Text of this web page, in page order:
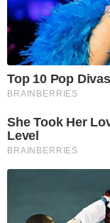
Top 10 Pop
BRAINBERRIES
She Took Her
Level
BRAINBERRIES